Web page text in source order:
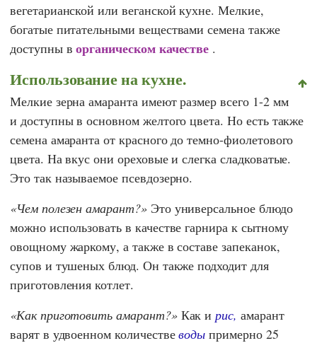
вегетарианской или веганской кухне. Мелкие,
богатые питательными веществами семена также
доступны ворганическом качестве .
Использование на кухне.
Мелкие зерна амаранта имеют размер всего 1-2 мм
и доступны в основном желтого цвета. Но есть также
семена амаранта от красного до темно-фиолетового
цвета. На вкус они ореховые и слегка сладковатые.
Это так называемое псевдозерно.
Чем полезен амарант?
Это универсальное блюдо
можно использовать в качестве гарнира к сытному
овощному жаркому, а также в составе запеканок,
супов и тушеных блюд. Он также подходит для
приготовления котлет.
Как приготовить амарант? Как ирис, амарант
варят в удвоенном количествеводы примерно 25